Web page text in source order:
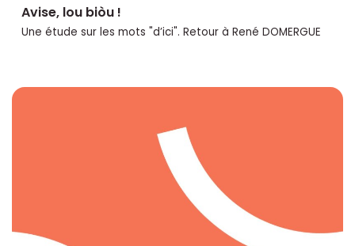
Avise, lou biòu !
Une étude sur les mots "d’ici". Retour à René DOMERGUE